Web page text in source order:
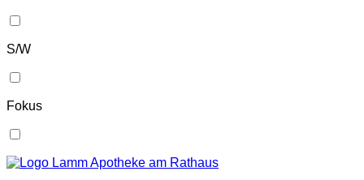
S/W
Fokus